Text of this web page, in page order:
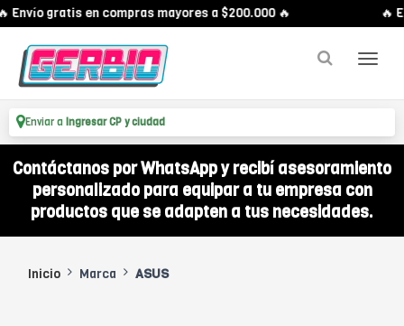
gratis en compras mayores a $200.000 🔥 🔥
Enviar a Ingresar CP y ciudad
Contáctanos por WhatsApp y recibí asesoramiento
personalizado para equipar a tu empresa con
productos que se adapten a tus necesidades.
Inicio Marca ASUS